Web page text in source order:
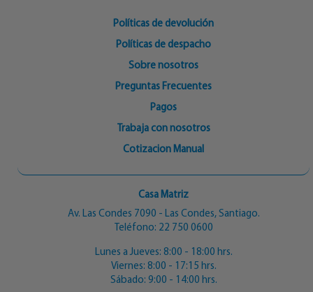
Políticas de devolución
Políticas de despacho
Sobre nosotros
Preguntas Frecuentes
Pagos
Trabaja con nosotros
Cotizacion Manual
Casa Matriz
Av. Las Condes 7090 - Las Condes, Santiago.
Teléfono: 22 750 0600
Lunes a Jueves: 8:00 - 18:00 hrs.
Viernes: 8:00 - 17:15 hrs.
Sábado: 9:00 - 14:00 hrs.